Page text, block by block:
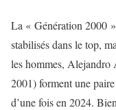
La « Génération 2000
stabilisés dans le top,
les hommes, Alejandro
2001) forment une
d’une fois en 2024.